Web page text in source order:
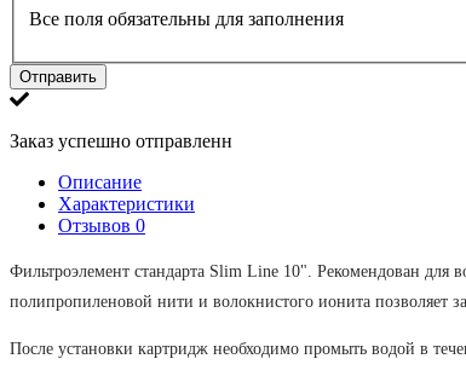
Все поля обязательны для заполнения
Отправить
Заказ успешно отправленн
Описание
Характеристики
Отзывов 0
Фильтроэлемент стандарта Slim Line 10". Рекомендован
полипропиленовой нити и волокнистого ионита позволяет
После установки картридж необходимо промыть водой в